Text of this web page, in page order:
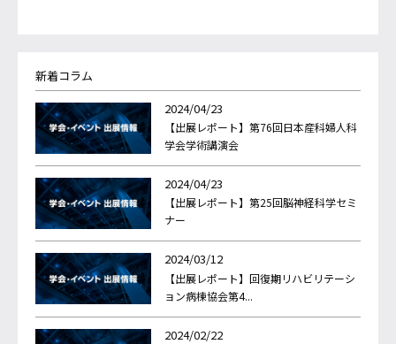
新着コラム
2024/04/23
【出展レポート】第76回日本産科婦人科
学会学術講演会
2024/04/23
【出展レポート】第25回脳神経科学セミ
ナー
2024/03/12
【出展レポート】回復期リハビリテーシ
ョン病棟協会第4...
2024/02/22